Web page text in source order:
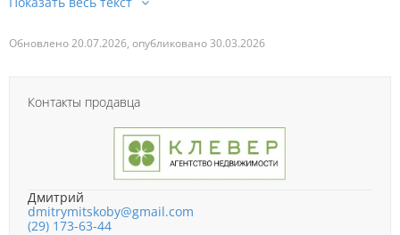
Обновлено 20.07.2026, опубликовано 30.03.2026
Контакты продавца
Дмитрий
dmitrymitskoby@gmail.com
(29) 173-63-44